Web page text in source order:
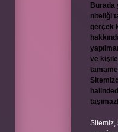
Burada
niteliği
gerçek
ve
Sitemiz,